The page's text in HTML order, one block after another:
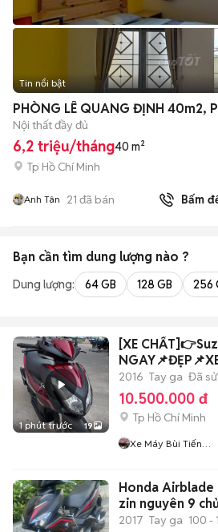
Tin nổi bật
PHÒNG LÊ QUANG ĐỊNH 40m2,
Nội thất đầy đủ
6,2 triệu/tháng40 m²
Tp Hồ Chí Minh
Anh Tân 21 đã bán Bấm
Bạn cần tìm dung lượng nào ?
Dung lượng: 64 GB 128 GB 256
1 phút trước 19
[XE
2016 Tay ga Đã
10.500.000 đ
Tp Hồ Chí Minh
Xe Máy Bùi Tiến
Honda Airblade
zin nguyên 9
2017 Tay ga 100 -